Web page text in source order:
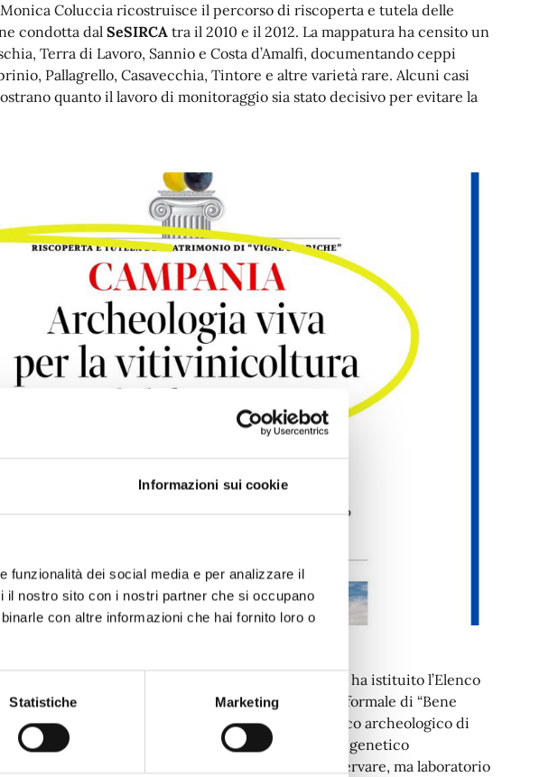
Informazioni sui cookie
funzionalità dei social media e per analizzare il
nostro sito con i nostri partner che si occupano
con altre informazioni che hai fornito loro o
Statistiche Marketing
Monica Coluccia ricostruisce il percorso di riscoperta e tutela delle
condotta dal SeSIRCA tra il 2010 e il 2012. La mappatura ha censito un
Terra di Lavoro, Sannio e Costa d’Amalfi, documentando ceppi
Pallagrello, Casavecchia, Tintore e altre varietà rare. Alcuni casi
quanto il lavoro di monitoraggio sia stato decisivo per evitare la
Dirigenziale n. 50 del 27 maggio 2025, che ha istituito l’Elenco
Campania, aprendo la strada al riconoscimento formale di “Bene
futuro: il progetto tra Feudi di San Gregorio e il Parco archeologico di
della storia mediterranea, utilizzando materiale genetico
diventano così non solo memoria da conservare, ma laboratorio